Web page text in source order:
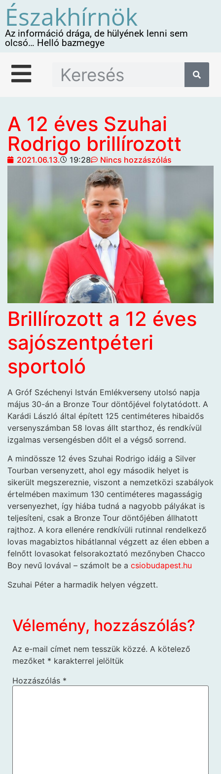
Északhírnök
Az információ drága, de hülyének lenni sem
olcsó… Helló bazmegye
A 12 éves Szuhai
Rodrigo brillírozott
2021.06.13. 19:28 Nincs hozzászólás
Brillírozott a 12 éves
sajószentpéteri
sportoló
A Gróf Széchenyi István Emlékverseny utolsó napja
május 30-án a Bronze Tour döntőjével folytatódott. A
Karádi László által épített 125 centiméteres hibaidős
versenyszámban 58 lovas állt starthoz, és rendkívül
izgalmas versengésben dőlt el a végső sorrend.
A mindössze 12 éves Szuhai Rodrigo idáig a Silver
Tourban versenyzett, ahol egy második helyet is
sikerült megszereznie, viszont a nemzetközi szabályok
értelmében maximum 130 centiméteres magasságig
versenyezhet, így hiába tudná a nagyobb pályákat is
teljesíteni, csak a Bronze Tour döntőjében állhatott
rajthoz. A kora ellenére rendkívüli rutinnal rendelkező
lovas magabiztos hibátlannal végzett az élen ebben a
felnőtt lovasokat felsorakoztató mezőnyben Chacco
Boy nevű lovával – számolt be a csiobudapest.hu
Szuhai Péter a harmadik helyen végzett.
Vélemény, hozzászólás?
Az e-mail címet nem tesszük közzé. A kötelező
mezőket * karakterrel jelöltük
Hozzászólás *